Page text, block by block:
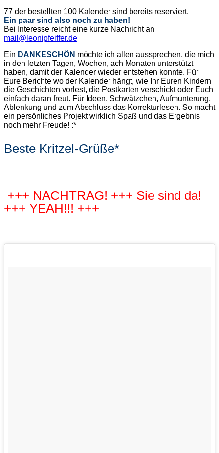
77 der bestellten 100 Kalender sind bereits reserviert.
Ein paar sind also noch zu haben!
Bei Interesse reicht eine kurze Nachricht an
mail@leonipfeiffer.de
Ein DANKESCHÖN möchte ich allen aussprechen, die mich
in den letzten Tagen, Wochen, ach Monaten unterstützt
haben, damit der Kalender wieder entstehen konnte. Für
Eure Berichte wo der Kalender hängt, wie Ihr Euren Kindern
die Geschichten vorlest, die Postkarten verschickt oder Euch
einfach daran freut. Für Ideen, Schwätzchen, Aufmunterung,
Ablenkung und zum Abschluss das Korrekturlesen. So macht
ein persönliches Projekt wirklich Spaß und das Ergebnis
noch mehr Freude! :*
Beste Kritzel-Grüße*
+++ NACHTRAG! +++ Sie sind da!
+++ YEAH!!! +++